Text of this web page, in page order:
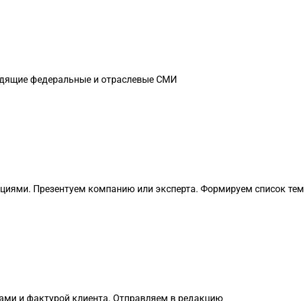
федеральные и отраслевые СМИ
Презентуем компанию или эксперта. Формируем список тем
и фактурой клиента. Отправляем в редакцию